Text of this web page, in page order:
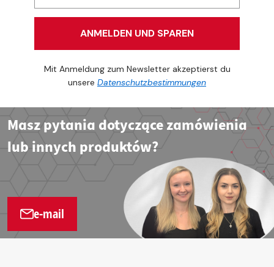
ANMELDEN UND SPAREN
Mit Anmeldung zum Newsletter akzeptierst du
unsere Datenschutzbestimmungen
Masz pytania dotyczące zamówienia
lub innych produktów?
e-mail